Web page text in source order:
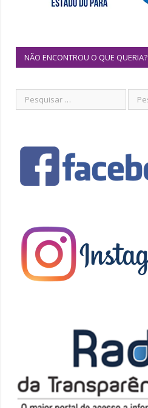
NÃO ENCONTROU O QUE QUERIA?